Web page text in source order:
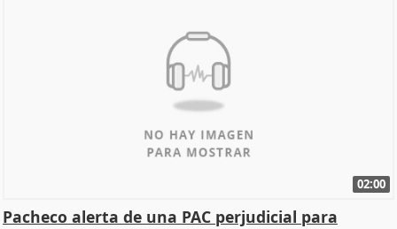
02:00
Pacheco alerta de una PAC perjudicial para